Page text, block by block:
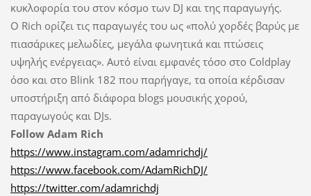
κυκλοφορία του στον κόσμο των DJ και της παραγωγής.
Ο Rich ορίζει τις παραγωγές του ως «πολύ χορδές βαρύς με
πιασάρικες μελωδίες, μεγάλα φωνητικά και πτώσεις
υψηλής ενέργειας». Αυτό είναι εμφανές τόσο στο Coldplay
όσο και στο Blink 182 που παρήγαγε, τα οποία κέρδισαν
υποστήριξη από διάφορα blogs μουσικής χορού,
παραγωγούς και DJs.
Follow Adam Rich
https://www.instagram.com/adamrichdj/
https://www.facebook.com/AdamRichDJ/
https://twitter.com/adamrichdj